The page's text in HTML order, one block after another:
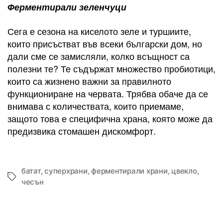
Ферментирали зеленчуци
Сега е сезона на киселото зеле и туршиите,
които присъстват във всеки български дом, но
дали сме се замисляли, колко всъщност са
полезни те? Те съдържат множество пробиотици,
които са жизнено важни за правилното
функциониране на червата. Трябва обаче да се
внимава с количествата, които приемаме,
защото това е специфична храна, която може да
предизвика стомашен дискомфорт.
Tags
батат,суперхрани,ферментирали храни, цвекло,
чесън